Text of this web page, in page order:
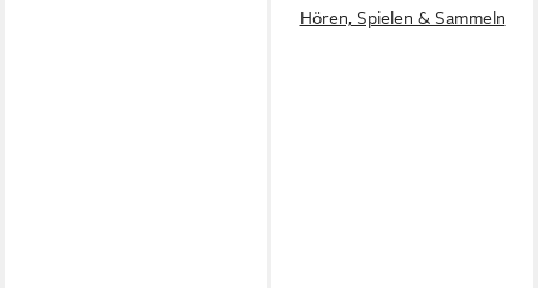
Hören, Spielen & Sammeln